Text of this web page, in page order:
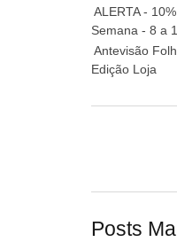
ALERTA -
Semana - 8 a
Antevisão
Edição Loja
Posts